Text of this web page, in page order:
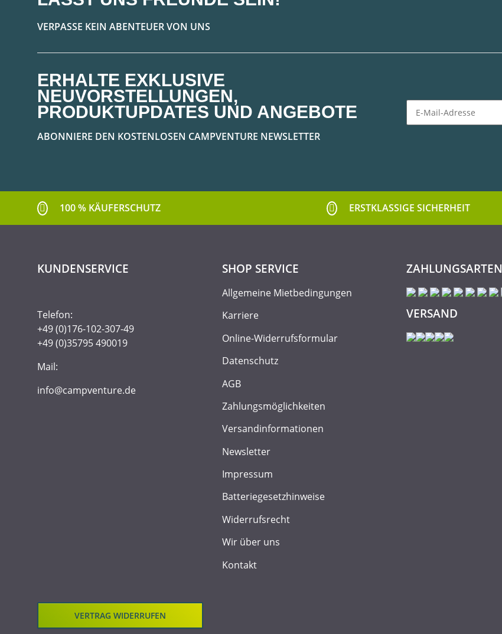
VERPASSE KEIN ABENTEUER VON UNS
ERHALTE EXKLUSIVE
NEUVORSTELLUNGEN,
PRODUKTUPDATES UND ANGEBOTE
ABONNIERE DEN KOSTENLOSEN CAMPVENTURE NEWSLETTER
100 % KÄUFERSCHUTZ ERSTKLASSIGE SICHERHEIT
KUNDENSERVICE
Telefon:
+49 (0)176-102-307-49
+49 (0)35795 490019
Mail:
info@campventure.de
SHOP SERVICE
Allgemeine Mietbedingungen
Karriere
Online-Widerrufsformular
Datenschutz
AGB
Zahlungsmöglichkeiten
Versandinformationen
Newsletter
Impressum
Batteriegesetzhinweise
Widerrufsrecht
Wir über uns
Kontakt
ZAHLUNGSARTEN
VERSAND
VERTRAG WIDERRUFEN